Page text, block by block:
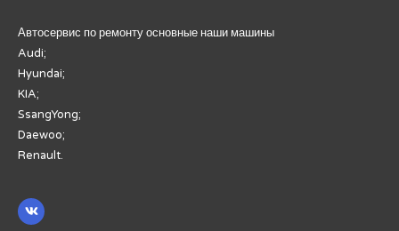
Автосервис по ремонту основные наши машины
Audi;
Hyundai;
KIA;
SsangYong;
Daewoo;
Renault.